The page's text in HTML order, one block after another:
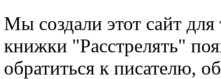
Мы создали этот сайт
книжки "Расстрелять"
обратиться к писателю,